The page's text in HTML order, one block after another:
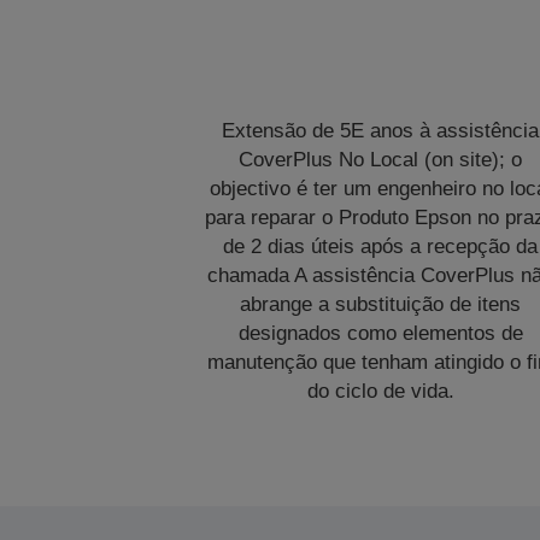
Extensão de 5E anos à assistência
CoverPlus No Local (on site); o
objectivo é ter um engenheiro no
para reparar o Produto Epson no
de 2 dias úteis após a recepção da
chamada A assistência CoverPlus
abrange a substituição de itens
designados como elementos de
manutenção que tenham atingido o
do ciclo de vida.